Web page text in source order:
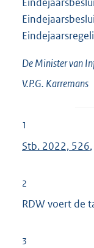
De Minister van
V.P.G. Karremans
1
Stb. 2022, 526,
2
RDW voert de
3